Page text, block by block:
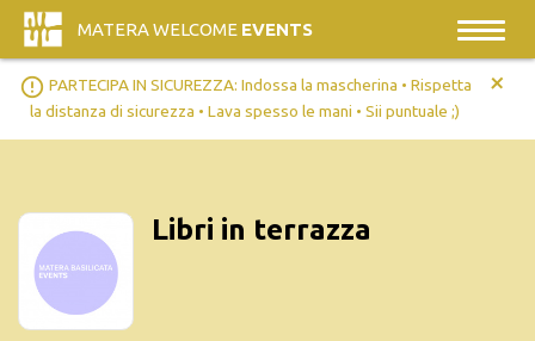
MATERA WELCOME EVENTS
error_outline PARTECIPA IN SICUREZZA: Indossa la mascherina • Rispetta
la distanza di sicurezza • Lava spesso le mani • Sii puntuale ;)
+
Libri in terrazza